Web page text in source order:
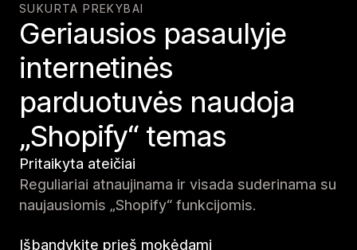
SUKURTA PREKYBAI
Geriausios pasaulyje
internetinės
parduotuvės naudoja
„Shopify“ temas
Pritaikyta ateičiai
Reguliariai atnaujinama ir visada suderinama su
naujausiomis „Shopify“ funkcijomis.
Išbandykite prieš mokėdami